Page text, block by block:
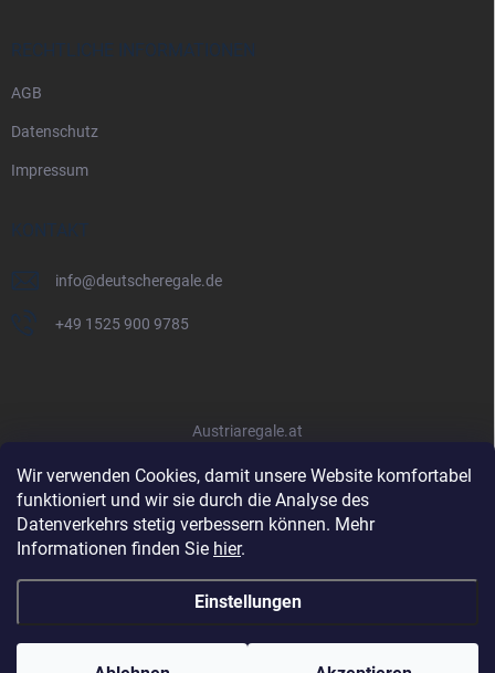
Wir verwenden Cookies, damit unsere Website komfortabel
funktioniert und wir sie durch die Analyse des
Datenverkehrs stetig verbessern können. Mehr
Informationen finden Sie hier.
Einstellungen
RECHTLICHE INFORMATIONEN
AGB
Datenschutz
Impressum
KONTAKT
info@deutscheregale.de
+49 1525 900 9785
Austriaregale.at
Copyright 2026Deutscheregale.de. Alle Rechte vorbehalten.Cookie-